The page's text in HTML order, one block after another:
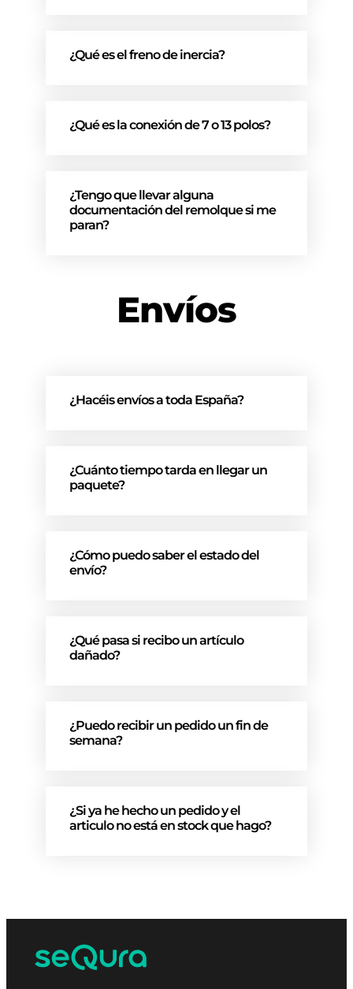
¿Qué es el freno de inercia?
¿Qué es la conexión de 7 o 13 polos?
¿Tengo que llevar alguna
documentación del remolque si me
paran?
Envíos
¿Hacéis envíos a toda España?
¿Cuánto tiempo tarda en llegar un
paquete?
¿Cómo puedo saber el estado del
envío?
¿Qué pasa si recibo un artículo
dañado?
¿Puedo recibir un pedido un fin de
semana?
¿Si ya he hecho un pedido y el
articulo no está en stock que hago?